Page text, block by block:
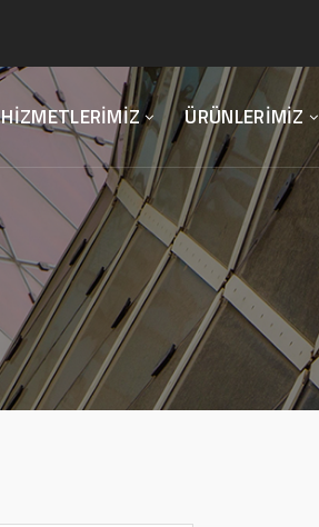
HİZMETLERİMİZ ÜRÜNLERİMİZ